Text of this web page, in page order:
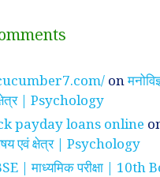
on
क्षेत्र | Psychology
payday loans online
एवं क्षेत्र | Psychology
| माध्यमिक परीक्षा | 10th